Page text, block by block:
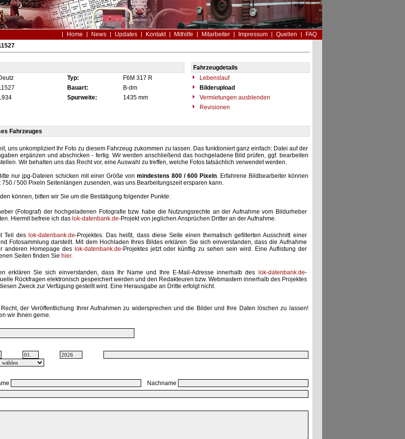
Home News Updates Kontakt Mithilfe Mitarbeiter Impressum Quellen
FAQ
Fahrzeugdetails
Typ: F6M 317 R
Lebenslauf
Bauart: B-dm
Bilderupload
Spurweite: 1435 mm
Vermietungen ausblenden
Revisionen
Fahrzeuges
uns unkompliziert Ihr Foto zu diesem Fahrzeug zukommen zu lassen. Das funktioniert ganz einfach: Datei auf der
ergänzen und abschicken - fertig. Wir werden anschließend das hochgeladene Bild prüfen, ggf. bearbeiten
Wir behalten uns das Recht vor, eine Auswahl zu treffen, welche Fotos tatsächlich verwendet werden.
nur jpg-Dateien schicken mit einer Größe von mindestens 800 / 600 Pixeln. Erfahrene Bildbearbeiter können
/ 500 Pixeln Seitenlängen zusenden, was uns Bearbeitungszeit ersparen kann.
können, bitten wir Sie um die Bestätigung folgender Punkte:
(Fotograf) der hochgeladenen Fotografie bzw. habe die Nutzungsrechte an der Aufnahme vom Bildurheber
Hiermit befreie ich das lok-datenbank.de-Projekt von jeglichen Ansprüchen Dritter an der Aufnahme.
Teil des lok-datenbank.de-Projektes. Das heißt, dass diese Seite einen thematisch gefilterten Ausschnitt einer
Fotosammlung darstellt. Mit dem Hochladen Ihres Bildes erklären Sie sich einverstanden, dass die Aufnahme
anderen Homepage des lok-datenbank.de-Projektes jetzt oder künftig zu sehen sein wird. Eine Auflistung der
Seiten finden Sie hier.
erklären Sie sich einverstanden, dass Ihr Name und Ihre E-Mail-Adresse innerhalb des lok-datenbank.de-
Rückfragen elektronisch gespeichert werden und den Redakteuren bzw. Webmastern innerhalb des Projektes
Zweck zur Verfügung gestellt wird. Eine Herausgabe an Dritte erfolgt nicht.
der Veröffentlichung Ihrer Aufnahmen zu widersprechen und die Bilder und Ihre Daten löschen zu lassen!
wir Ihnen gerne.
Nachname